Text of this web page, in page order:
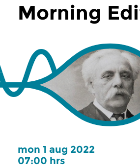
Morning
mon 1 aug 2022
07:00 hrs